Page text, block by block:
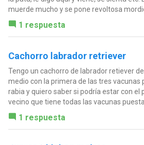
muerde mucho y se pone revoltosa
1 respuesta
Cachorro labrador retriever
Tengo un cachorro de labrador retiever
medio con la primera de las tres vacunas
rabia y quiero saber si podría estar con el
vecino que tiene todas las vacunas
1 respuesta